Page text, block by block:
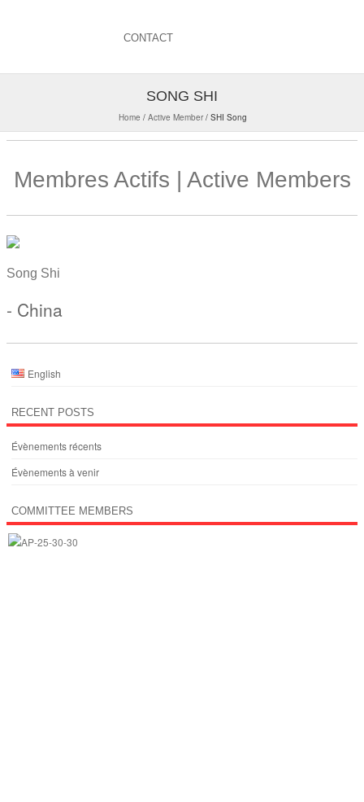
CONTACT
SONG SHI
Home / Active Member/ SHI Song
Membres Actifs | Active Members
Song Shi
- China
English
RECENT POSTS
Évènements récents
Évènements à venir
COMMITTEE MEMBERS